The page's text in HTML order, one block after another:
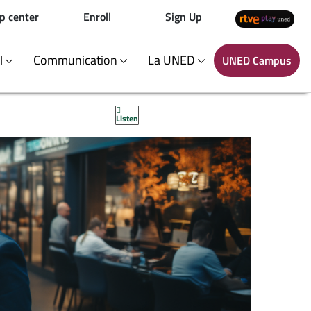
center Enroll Sign Up
Communication La UNED UNED Campus
Listen